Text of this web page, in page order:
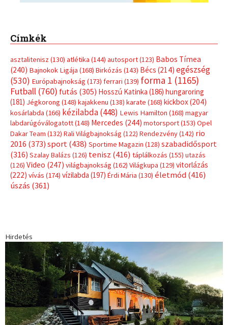
Címkék
asztalitenisz (130) atlétika (144) autosport(123) Babos Tímea
(240) Bajnokok Ligája (168) Birkózás (143) Bécs (214) egészség
(530) Európabajnokság (173) ferrari (139) forma 1 (1165)
Futball (760) futás (305) Hosszú Katinka (186) hungaroring
(181) Jégkorong (148) kajakkenu (138) karate (168) kickbox(204)
kosárlabda (166) kézilabda(448) Lewis Hamilton (168) magyar
labdarúgóválogatott(148) Mercedes (244) motorsport(153) Opel
Dakar Team (132) Rali Világbajnokság (122) Rendezvény(142) rio
2016 (373) sport(438) Sportime Magazin (128) szabadidősport
(316) Szalay Balázs (126) tenisz (416) táplálkozás (155) utazás
(126) Video (247) világbajnokság (162) Világkupa (129) vitorlázás
(222) vívás (174) vízilabda (197) Érdi Mária (130) életmód(416)
úszás (361)
Hirdetés